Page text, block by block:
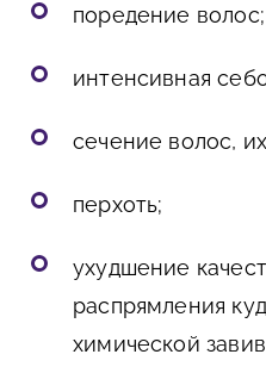
поредение волос;
интенсивная
сечение волос,
перхоть;
ухудшение
распрямления
химической